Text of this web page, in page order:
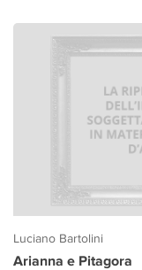
Luciano Bartolini
Arianna e Pitagora